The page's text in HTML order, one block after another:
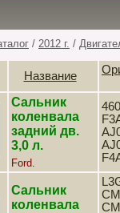
/ 2012 г. /
Название
Сальник
коленвала
задний дв.
3,0 л.
Ford.
Сальник
коленвала